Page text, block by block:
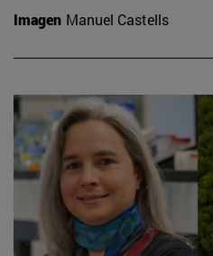
Imagen Manuel Castells